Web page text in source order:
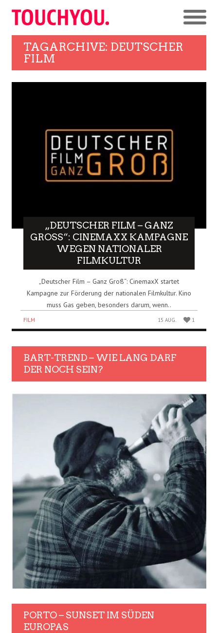
TAGARCHIVE: DEUTSCHER
FILM
„DEUTSCHER FILM – GANZ
GROSS“: CINEMAXX KAMPAGNE W
EGEN NATIONALER F
ILMKULTUR
„Deutscher Film – Ganz Groß“: CinemaxX startet
Kampagne zur Förderung der nationalen Filmkultur. Kino
muss Gas geben, besonders darum, wenn..
FILM 15 AUG. 1
BART-TREND – WIE LANG DARF
DER NOCH SEIN?
PORTO – SUNSET IM SÜDEN
EUROPAS